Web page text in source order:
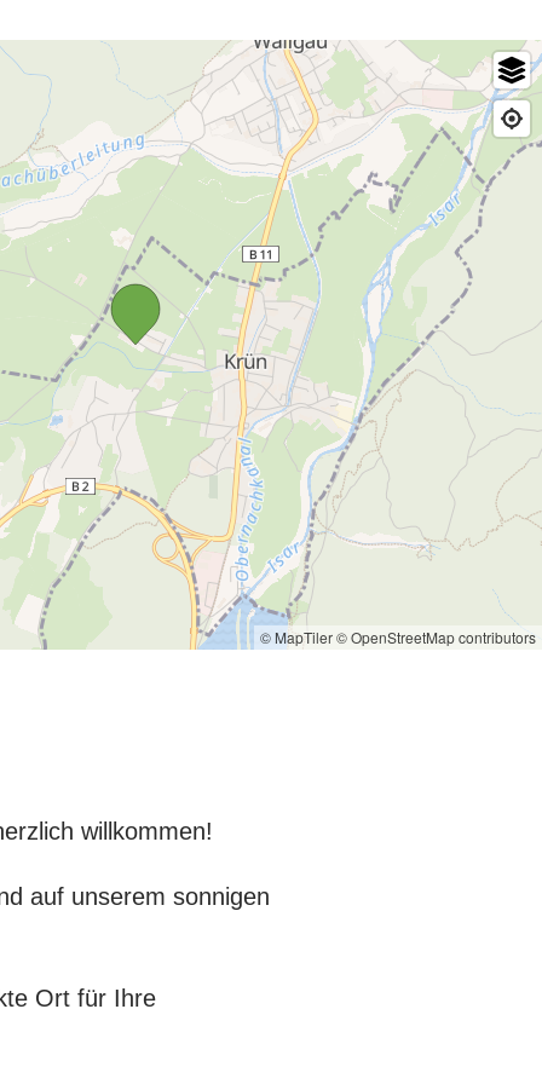
© MapTiler© OpenStreetMap contributors
willkommen!
auf unserem sonnigen
Ort für Ihre